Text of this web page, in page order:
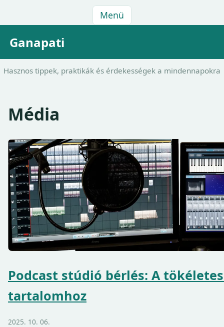
Menü
Ganapati
Hasznos tippek, praktikák és érdekességek a mindennapokra
Média
Podcast stúdió bérlés: A
tartalomhoz
2025. 10. 06.